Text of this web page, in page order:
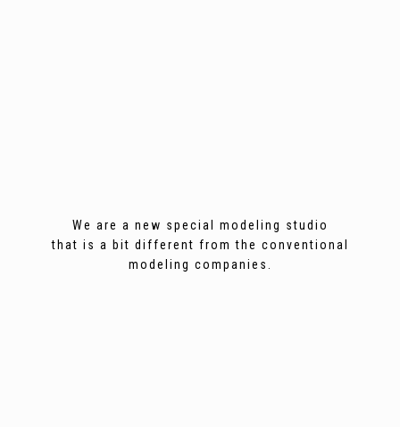
We are a new special modeling studio
that is a bit different from the conventional
modeling companies.